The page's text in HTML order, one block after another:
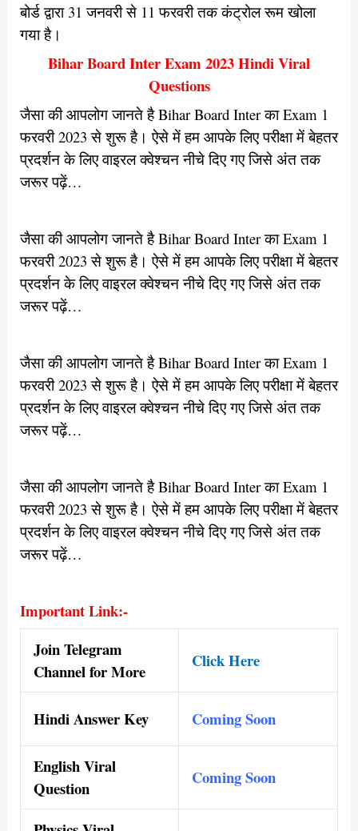
बोर्ड द्वारा 31 जनवरी से 11 फरवरी तक कंट्रोल रूम खोला
गया है।
Bihar Board Inter Exam 2023 Hindi Viral
Questions
जैसा की आपलोग जानते है Bihar Board Inter का Exam 1
फरवरी 2023 से शुरू है। ऐसे में हम आपके लिए परीक्षा में बेहतर
प्रदर्शन के लिए वाइरल क्वेश्चन नीचे दिए गए जिसे अंत तक
जरूर पढ़ें…
जैसा की आपलोग जानते है Bihar Board Inter का Exam 1
फरवरी 2023 से शुरू है। ऐसे में हम आपके लिए परीक्षा में बेहतर
प्रदर्शन के लिए वाइरल क्वेश्चन नीचे दिए गए जिसे अंत तक
जरूर पढ़ें…
जैसा की आपलोग जानते है Bihar Board Inter का Exam 1
फरवरी 2023 से शुरू है। ऐसे में हम आपके लिए परीक्षा में बेहतर
प्रदर्शन के लिए वाइरल क्वेश्चन नीचे दिए गए जिसे अंत तक
जरूर पढ़ें…
जैसा की आपलोग जानते है Bihar Board Inter का Exam 1
फरवरी 2023 से शुरू है। ऐसे में हम आपके लिए परीक्षा में बेहतर
प्रदर्शन के लिए वाइरल क्वेश्चन नीचे दिए गए जिसे अंत तक
जरूर पढ़ें…
Important Link:-
Join Telegram
Channel for More
Click Here
Hindi Answer Key Coming Soon
English Viral
Question
Coming Soon